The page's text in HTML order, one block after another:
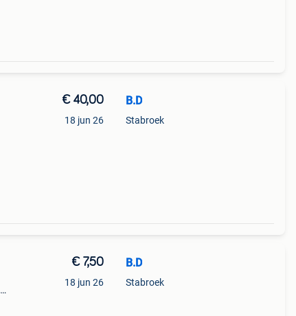
€ 40,00
18 jun 26
B.D
Stabroek
€ 7,50
18 jun 26
B.D
Stabroek